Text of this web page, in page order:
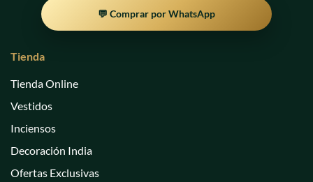
💬 Comprar por WhatsApp
Tienda
Tienda Online
Vestidos
Inciensos
Decoración India
Ofertas Exclusivas